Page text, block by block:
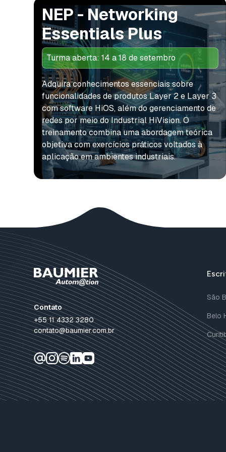
NEP - Networking
Essentials Plus
Turma aberta: 14 a 18 de setembro
Adquira conhecimentos essenciais sobre
funcionalidades de produtos Layer 2 e Layer 3
com software HiOS, além do gerenciamento de
redes por meio do Industrial HiVision. O
treinamento combina uma abordagem teórica
objetiva com exercícios práticos voltados à
aplicação em ambientes industriais.
Contato
+55 11 4332 3280
contato@baumier.com.br
São
Belo